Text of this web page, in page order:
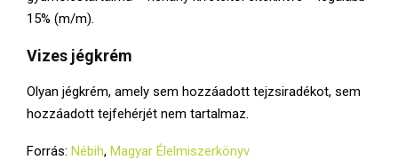
15% (m/m).
Vizes jégkrém
Olyan jégkrém, amely sem hozzáadott tejzsiradékot, sem
hozzáadott tejfehérjét nem tartalmaz.
Forrás: Nébih, Magyar Élelmiszerkönyv